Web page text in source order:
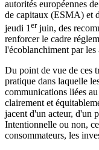
autorités européennes
de capitaux (ESMA) et
jeudi 1 erjuin, des
renforcer le cadre
l'écoblanchiment par les
Du point de vue de ces
pratique dans laquelle
communications liées
clairement et
jacent d'un acteur, d'un
Intentionnelle ou non,
consommateurs, les